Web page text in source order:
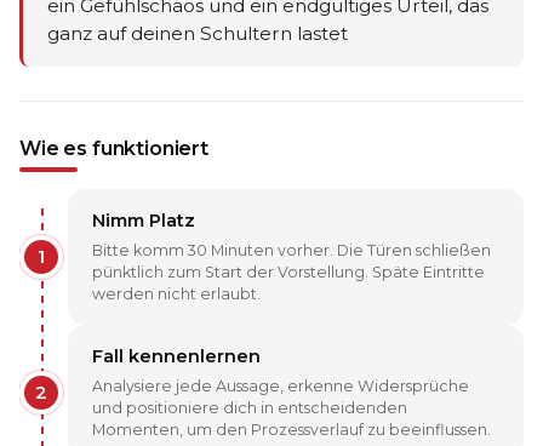
ein Gefühlschaos und ein endgültiges Urteil, das
ganz auf deinen Schultern lastet
Wie es funktioniert
1
Nimm Platz
Bitte komm 30 Minuten vorher. Die Türen schließen
pünktlich zum Start der Vorstellung. Späte Eintritte
werden nicht erlaubt.
2
Fall kennenlernen
Analysiere jede Aussage, erkenne Widersprüche
und positioniere dich in entscheidenden
Momenten, um den Prozessverlauf zu beeinflussen.